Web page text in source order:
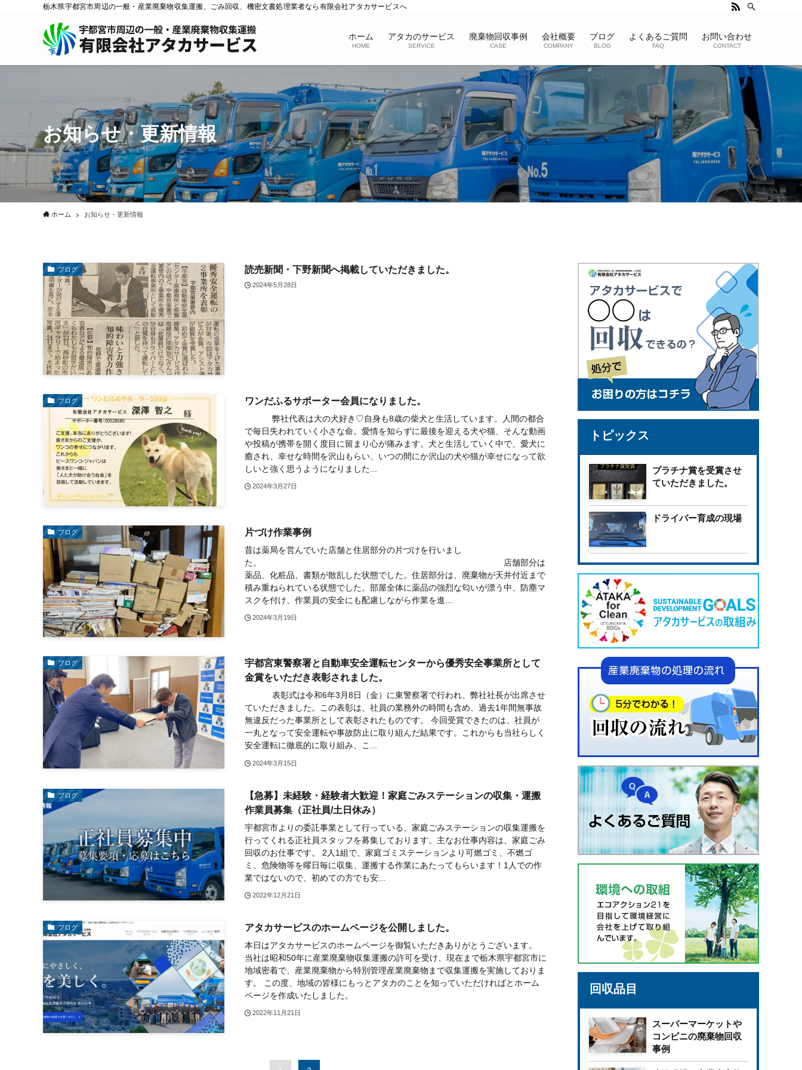
栃木県宇都宮市周辺の一般・産業廃棄物収集運搬、ごみ回収、機密文書処理業者なら有限会社アタカサービスへ
ホーム
HOME
アタカのサービス
SERVICE
廃棄物回収事例
CASE
会社概要
COMPANY
ブログ
BLOG
よくあるご質問
FAQ
お問い合わせ
CONTACT
お知らせ・更新情報
ホーム お知らせ・更新情報
ブログ 読売新聞・下野新聞へ掲載していただきました。
2024年5月28日
ブログ ワンだふるサポーター会員になりました。
弊社代表は大の犬好き♡自身も8歳の柴犬と生活しています。人間の都合
で毎日失われていく小さな命。愛情を知らずに最後を迎える犬や猫、そんな動画
や投稿が携帯を開く度目に留まり心が痛みます。犬と生活していく中で、愛犬に
癒され、幸せな時間を沢山もらい、いつの間にか沢山の犬や猫が幸せになって欲
しいと強く思うようになりました...
2024年3月27日
ブログ 片づけ作業事例
昔は薬局を営んでいた店舗と住居部分の片づけを行いまし
た。 店舗部分は
薬品、化粧品、書類が散乱した状態でした。住居部分は、廃棄物が天井付近まで
積み重ねられている状態でした。部屋全体に薬品の強烈な匂いが漂う中、防塵マ
スクを付け、作業員の安全にも配慮しながら作業を進...
2024年3月19日
ブログ
宇都宮東警察署と自動車安全運転センターから優秀安全事業所として
金賞をいただき表彰されました。
表彰式は令和6年3月8日（金）に東警察署で行われ、弊社社長が出席させ
ていただきました。この表彰は、社員の業務外の時間も含め、過去1年間無事故
無違反だった事業所として表彰されたものです。 今回受賞できたのは、社員が
一丸となって安全運転や事故防止に取り組んだ結果です。これからも当社らしく
安全運転に徹底的に取り組み、こ...
2024年3月15日
ブログ
【急募】未経験・経験者大歓迎！家庭ごみステーションの収集・運搬
作業員募集（正社員/土日休み）
宇都宮市よりの委託事業として行っている、家庭ごみステーションの収集運搬を
行ってくれる正社員スタッフを募集しております。主なお仕事内容は、家庭ごみ
回収のお仕事です。 2人1組で、家庭ゴミステーションより可燃ゴミ、不燃ゴ
ミ、危険物等を曜日毎に収集、運搬する作業にあたってもらいます！1人での作
業ではないので、初めての方でも安...
2022年12月21日
ブログ アタカサービスのホームページを公開しました。
本日はアタカサービスのホームページを御覧いただきありがとうございます。
当社は昭和50年に産業廃棄物収集運搬の許可を受け、現在まで栃木県宇都宮市に
地域密着で、産業廃棄物から特別管理産業廃棄物まで収集運搬を実施しておりま
す。 この度、地域の皆様にもっとアタカのことを知っていただければとホーム
ページを作成いたしました。
2022年11月21日
トピックス
プラチナ賞を受賞させ
ていただきました。
ドライバー育成の現場
回収品目
スーパーマーケットや
コンビニの廃棄物回収
事例